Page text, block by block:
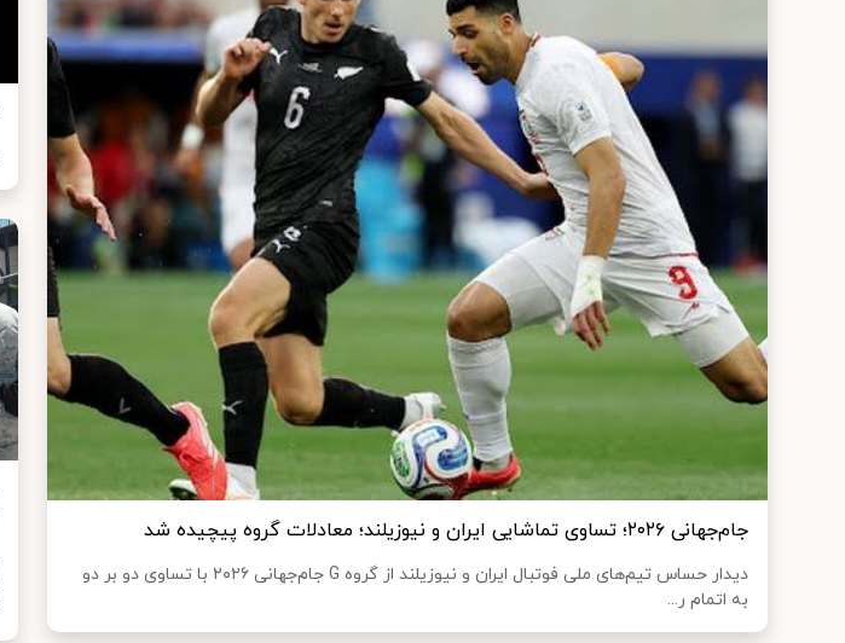
جام‌جهانی ۲۰۲۶؛ تساوی تماشایی ایران و نیوزیلند؛ معادلات گروه پیچیده شد
دیدار حساس تیم‌های ملی فوتبال ایران و نیوزیلند از گروه G جام‌جهانی ۲۰۲۶ با تساوی دو بر دو
به اتمام ر...